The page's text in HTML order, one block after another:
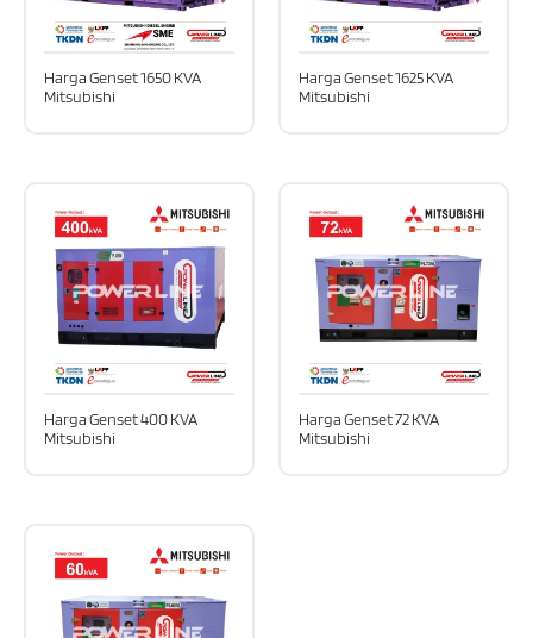
Harga Genset 1650 KVA
Mitsubishi
Harga Genset 1625 KVA
Mitsubishi
Harga Genset 400 KVA
Mitsubishi
Harga Genset 72 KVA
Mitsubishi